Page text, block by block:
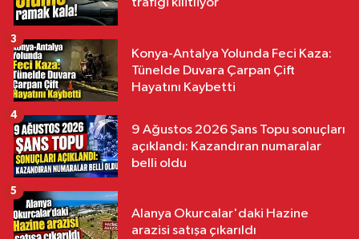
trafiği kilitliyor
Konya-Antalya Yolunda Feci Kaza:
Tünelde Duvara Çarpan Çift
Hayatını Kaybetti
3
9 Ağustos 2026 Şans Topu sonuçları
açıklandı: Kazandıran numaralar
belli oldu
4
Alanya Okurcalar'daki Hazine
arazisi satışa çıkarıldı
5